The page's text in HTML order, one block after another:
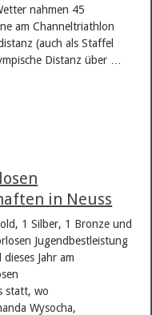
nahmen 45
am Channeltriathlon
(auch als Staffel
Distanz über …
in Neuss
1 Silber, 1 Bronze und
Jugendbestleistung
Jahr am
statt, wo
Wysocha,